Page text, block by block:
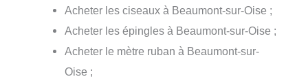
Acheter les ciseaux à Beaumont-sur-Oise ;
Acheter les épingles à Beaumont-sur-Oise ;
Acheter le mètre ruban à Beaumont-sur-
Oise ;